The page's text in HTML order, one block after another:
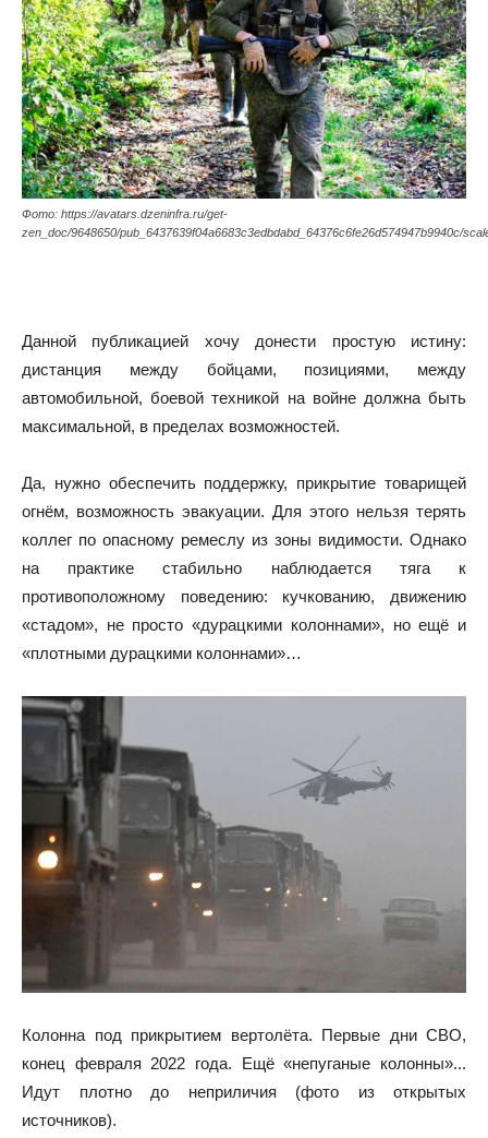
Фото: https://avatars.dzeninfra.ru/get-
zen_doc/9648650/pub_6437639f04a6683c3edbdabd_64376c6fe26d574947b9940c/
Данной публикацией хочу донести простую истину:
дистанция между бойцами, позициями, между
автомобильной, боевой техникой на войне должна быть
максимальной, в пределах возможностей.
Да, нужно обеспечить поддержку, прикрытие товарищей
огнём, возможность эвакуации. Для этого нельзя терять
коллег по опасному ремеслу из зоны видимости. Однако
на практике стабильно наблюдается тяга к
противоположному поведению: кучкованию, движению
«стадом», не просто «дурацкими колоннами», но ещё и
«плотными дурацкими колоннами»…
Колонна под прикрытием вертолёта. Первые дни СВО,
конец февраля 2022 года. Ещё «непуганые колонны»...
Идут плотно до неприличия (фото из открытых
источников).